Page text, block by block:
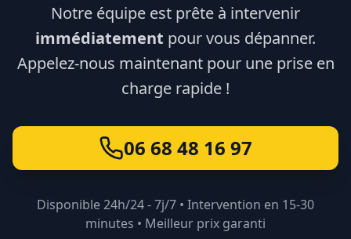
Notre équipe est prête à intervenir
immédiatement pour vous dépanner.
Appelez-nous maintenant pour une prise en
charge rapide !
06 68 48 16 97
Disponible 24h/24 - 7j/7 • Intervention en 15-30
minutes • Meilleur prix garanti